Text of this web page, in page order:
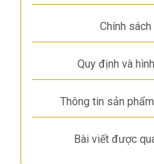
Chính
Quy định và
Thông tin sản
Bài viết được